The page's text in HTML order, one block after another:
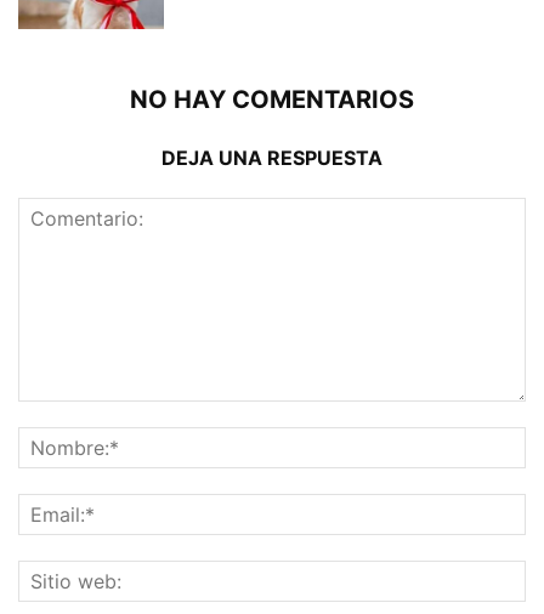
NO HAY COMENTARIOS
DEJA UNA RESPUESTA